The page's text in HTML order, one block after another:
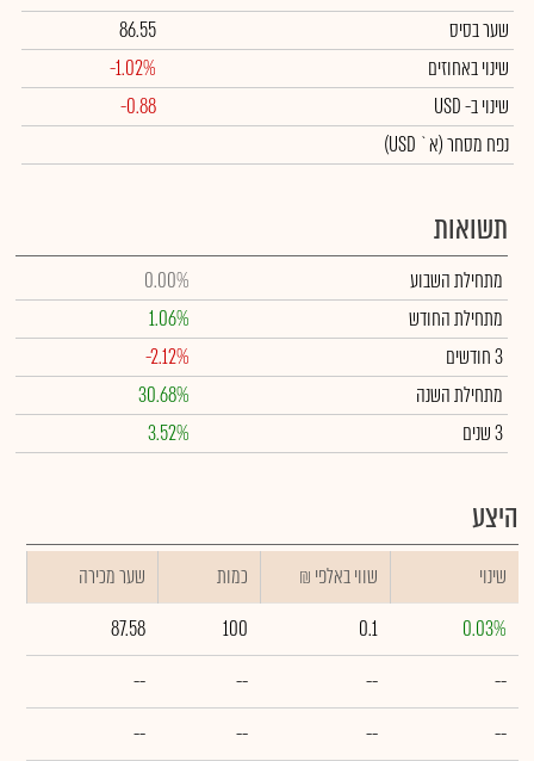
שער בסיס
86.55
שינוי באחוזים
-1.02%
שינויב- USD
-0.88
נפח מסחר(א` USD)
תשואות
מתחילת השבוע
0.00%
מתחילת החודש
1.06%
3 חודשים
-2.12%
מתחילת השנה
30.68%
3 שנים
3.52%
היצע
שינוי ₪ שווי באלפי כמות
שער מכירה
0.03%
0.1
100
87.58
--
--
--
--
--
--
--
--